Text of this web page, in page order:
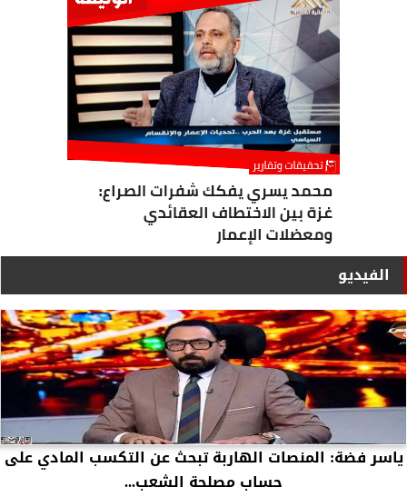
الفيديو
ياسر فضة: المنصات الهاربة تبحث عن التكسب المادي على
حساب مصلحة الشعب...